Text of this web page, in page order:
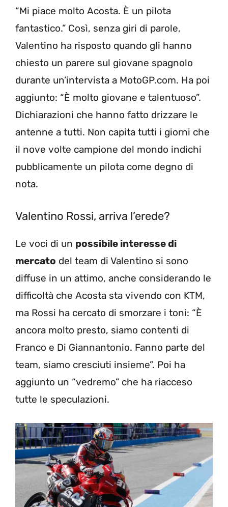
“Mi piace molto Acosta. È un pilota
fantastico.” Così, senza giri di parole,
Valentino ha risposto quando gli hanno
chiesto un parere sul giovane spagnolo
durante un’intervista a MotoGP.com. Ha poi
aggiunto: “È molto giovane e talentuoso”.
Dichiarazioni che hanno fatto drizzare le
antenne a tutti. Non capita tutti i giorni che
il nove volte campione del mondo indichi
pubblicamente un pilota come degno di
nota.
Valentino Rossi, arriva l’erede?
Le voci di un possibile interesse di
mercato del team di Valentino si sono
diffuse in un attimo, anche considerando le
difficoltà che Acosta sta vivendo con KTM,
ma Rossi ha cercato di smorzare i toni: “È
ancora molto presto, siamo contenti di
Franco e Di Giannantonio. Fanno parte del
team, siamo cresciuti insieme”. Poi ha
aggiunto un “vedremo” che ha riacceso
tutte le speculazioni.